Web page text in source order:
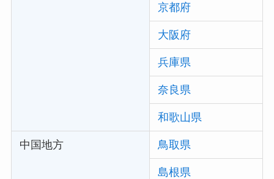
京都府
大阪府
兵庫県
奈良県
和歌山県
中国地方 鳥取県
島根県